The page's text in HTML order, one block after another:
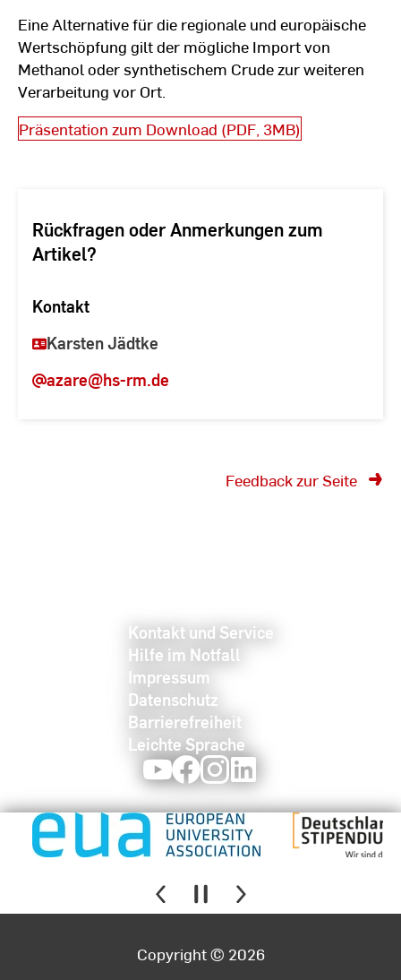
Eine Alternative für die regionale und europäische
Wertschöpfung gilt der mögliche Import von
Methanol oder synthetischem Crude zur weiteren
Verarbeitung vor Ort.
Präsentation zum Download (PDF, 3MB)
Rückfragen oder Anmerkungen zum
Artikel?
Kontakt
Karsten Jädtke
azare@hs-rm.de
Feedback zur Seite
Kontakt und Service
Hilfe im Notfall
Impressum
Datenschutz
Barrierefreiheit
Leichte Sprache
YoutubeFacebookInstagram
Copyright © 2026